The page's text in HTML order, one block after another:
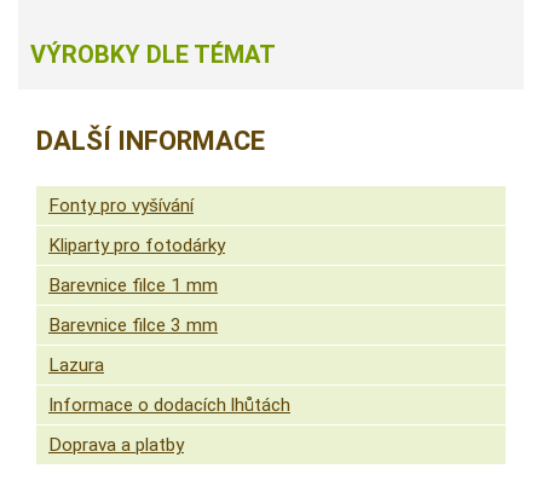
VÝROBKY DLE TÉMAT
DALŠÍ INFORMACE
Fonty pro vyšívání
Kliparty pro fotodárky
Barevnice filce 1 mm
Barevnice filce 3 mm
Lazura
Informace o dodacích lhůtách
Doprava a platby